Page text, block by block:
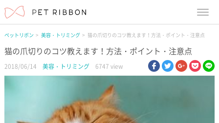
ペットリボン 美容・トリミング 猫の爪切りのコツ教えます！方法・ポイント・注意点
猫の爪切りのコツ教えます！方法・ポイント・注意点
2018/06/14 美容・トリミング 6747 view facebook
twittergoogle